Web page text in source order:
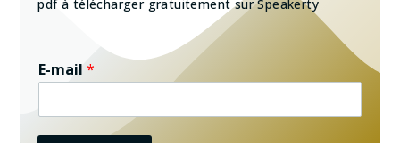
pdf à télécharger gratuitement sur Speakerty
E-mail*